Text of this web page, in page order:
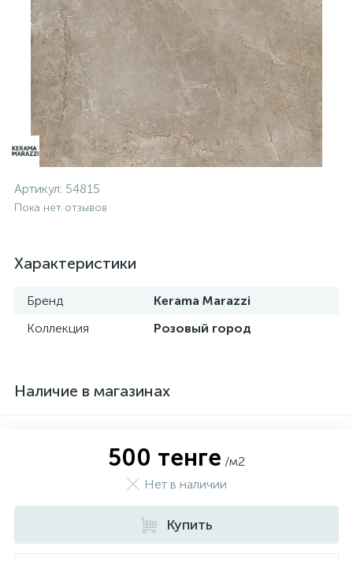
Артикул: 54815
Пока нет отзывов
Характеристики
Бренд
Kerama Marazzi
Коллекция
Розовый город
Наличие в магазинах
500 тенге /м2
Нет в наличии
Купить